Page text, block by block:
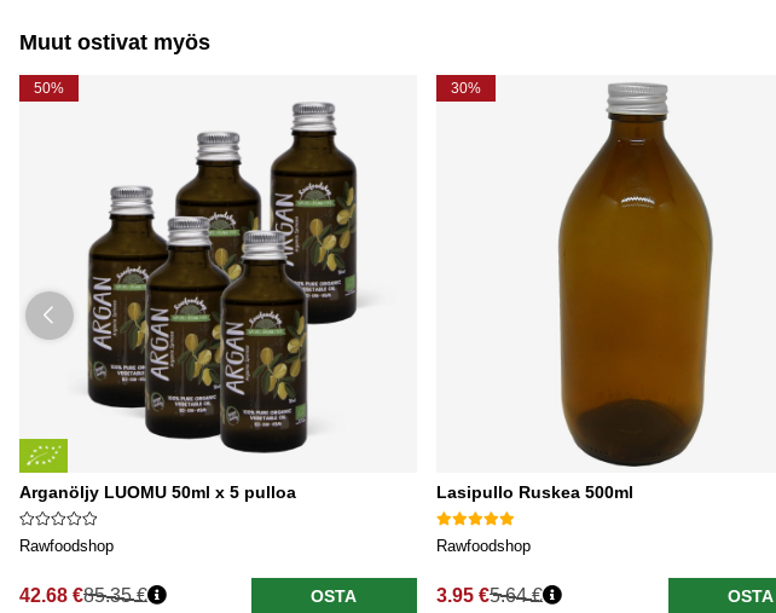
Muut ostivat myös
50%
Arganöljy LUOMU 50ml x 5 pulloa
Rawfoodshop
42.68 €85.35 € OSTA
30%
Lasipullo Ruskea 500ml
Rawfoodshop
3.95 €5.64 € OSTA